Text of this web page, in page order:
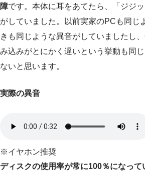
障です。本体に耳をあてたら、「ジジ
がしていました。以前実家のPCも同じ
きも同じような異音がしていましたし
み込みがとにかく遅いという挙動も同
ないと思います。
実際の異音
※イヤホン推奨
ディスクの使用率が常に100％になって